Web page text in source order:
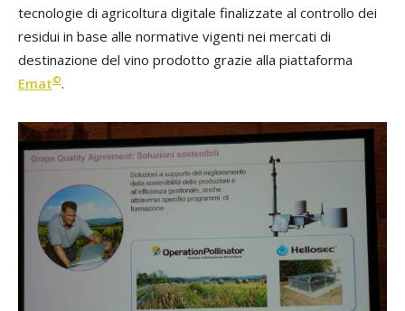
tecnologie di agricoltura digitale finalizzate al controllo dei
residui in base alle normative vigenti nei mercati di
destinazione del vino prodotto grazie alla piattaforma
Emat©.